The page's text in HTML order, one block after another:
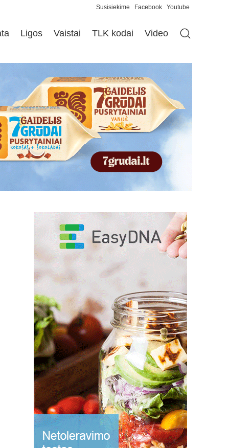
Susisiekime Facebook Youtube
Ligos Vaistai TLK kodai Video